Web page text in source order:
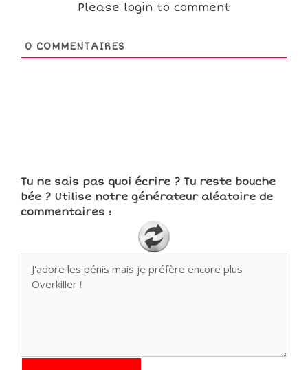
Please login to comment
0 COMMENTAIRES
Tu ne sais pas quoi écrire ? Tu reste bouche
bée ? Utilise notre générateur aléatoire de
commentaires :